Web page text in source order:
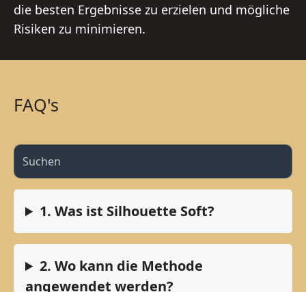
die besten Ergebnisse zu erzielen und mögliche
Risiken zu minimieren.
FAQ's
1. Was ist Silhouette Soft?
2. Wo kann die Methode
angewendet werden?